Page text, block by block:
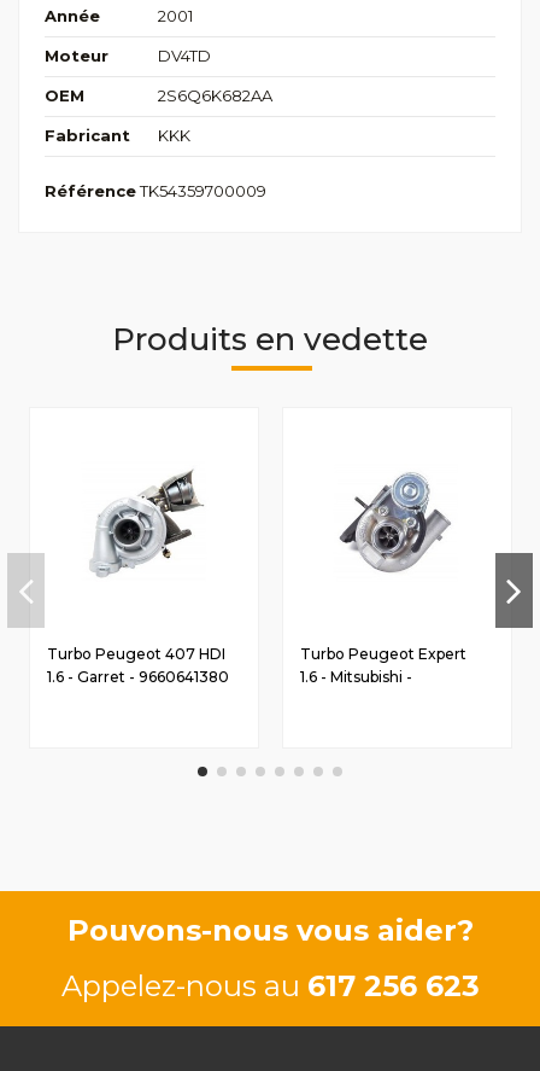
Année 2001
Moteur DV4TD
OEM 2S6Q6K682AA
Fabricant KKK
RéférenceTK54359700009
Produits en vedette
Turbo Peugeot 407 HDI
1.6 - Garret - 9660641380
Turbo Peugeot Expert
1.6 - Mitsubishi -
Pouvons-nous vous aider?
Appelez-nous au 617 256 623